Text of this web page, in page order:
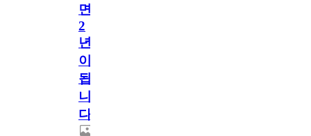
면
2
년
이
됩
니
다.